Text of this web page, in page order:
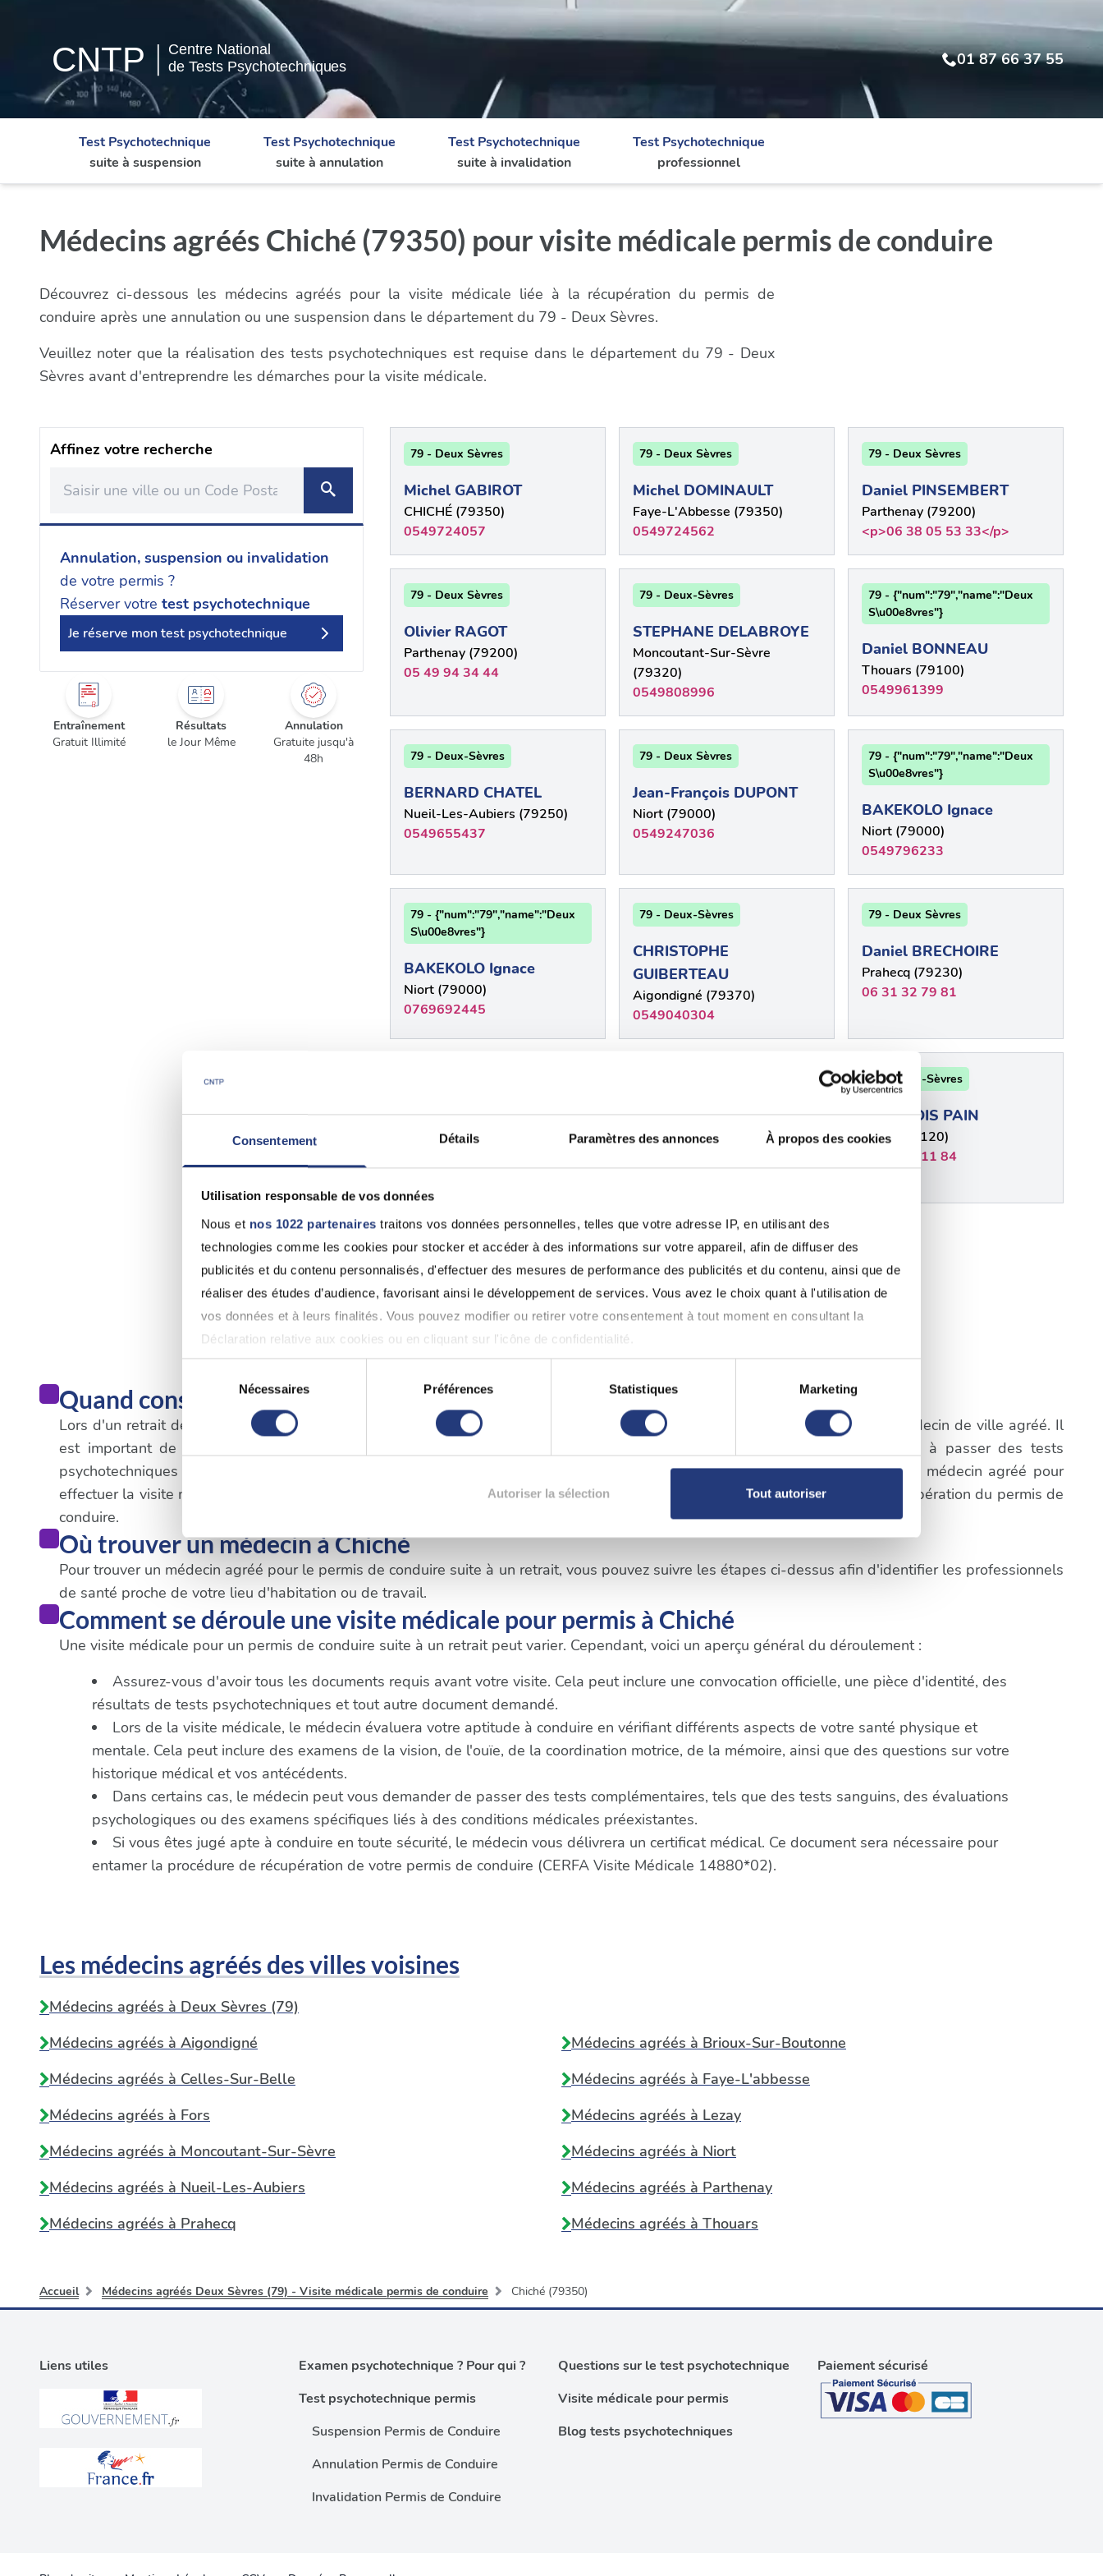
Consentement Détails Paramètres des annonces À propos des cookies
Utilisation responsable de vos données
Nous et nos 1022 partenaires traitons vos données personnelles, telles que votre adresse IP, en utilisant des
technologies comme les cookies pour stocker et accéder à des informations sur votre appareil, afin de diffuser des
publicités et du contenu personnalisés, d'effectuer des mesures de performance des publicités et du contenu, ainsi que de
réaliser des études d’audience, favorisant ainsi le développement de services. Vous avez le choix quant à l'utilisation de
vos données et à leurs finalités. Vous pouvez modifier ou retirer votre consentement à tout moment en consultant la
Déclaration relative aux cookies ou en cliquant sur l'icône de confidentialité.
Si vous le permettez, nous aimerions également :
Collecter des informations sur votre localisation géographique qui peuvent être précises à plusieurs mètres près
Identifier votre appareil en l'analysant activement pour en relever les caractéristiques spécifiques (empreintes
digitales).
Les cookies nous permettent de personnaliser le contenu et les annonces, d'offrir des fonctionnalités relatives aux médias
sociaux et d'analyser notre trafic. Nous partageons également des informations sur l'utilisation de notre site avec nos
partenaires de médias sociaux, de publicité et d'analyse, qui peuvent combiner celles-ci avec d'autres informations que
vous leur avez fournies ou qu'ils ont collectées lors de votre utilisation de leurs services.
du
consentement
Nécessaires Préférences Statistiques Marketing
Autoriser la sélection Tout autoriser
01 87 66 37 55
Test Psychotechnique
suite à suspension
Test Psychotechnique
suite à annulation
Test Psychotechnique
suite à invalidation
Test Psychotechnique
professionnel
Médecins agréés Chiché (79350) pour visite médicale permis de conduire
Découvrez ci-dessous les médecins agréés pour la visite médicale liée à la récupération du permis de
conduire après une annulation ou une suspension dans le département du 79 - Deux Sèvres.
Veuillez noter que la réalisation des tests psychotechniques est requise dans le département du 79 - Deux
Sèvres avant d'entreprendre les démarches pour la visite médicale.
Affinez votre recherche
Annulation, suspension ou invalidation
de votre permis ?
Réserver votre test psychotechnique
Je réserve mon test psychotechnique
Entraînement
Gratuit Illimité
Résultats
le Jour Même
Annulation
Gratuite jusqu'à
48h
79 - Deux Sèvres
Michel GABIROT
CHICHÉ (79350)
0549724057
79 - Deux Sèvres
Michel DOMINAULT
Faye-L'Abbesse (79350)
0549724562
79 - Deux Sèvres
Daniel PINSEMBERT
Parthenay (79200)
<p>06 38 05 53 33</p>
79 - Deux Sèvres
Olivier RAGOT
Parthenay (79200)
05 49 94 34 44
79 - Deux-Sèvres
STEPHANE DELABROYE
Moncoutant-Sur-Sèvre
(79320)
0549808996
79 - {"num":"79","name":"Deux
S\u00e8vres"}
Daniel BONNEAU
Thouars (79100)
0549961399
79 - Deux-Sèvres
BERNARD CHATEL
Nueil-Les-Aubiers (79250)
0549655437
79 - Deux Sèvres
Jean-François DUPONT
Niort (79000)
0549247036
79 - {"num":"79","name":"Deux
S\u00e8vres"}
BAKEKOLO Ignace
Niort (79000)
0549796233
79 - {"num":"79","name":"Deux
S\u00e8vres"}
BAKEKOLO Ignace
Niort (79000)
0769692445
79 - Deux-Sèvres
CHRISTOPHE
GUIBERTEAU
Aigondigné (79370)
0549040304
79 - Deux Sèvres
Daniel BRECHOIRE
Prahecq (79230)
06 31 32 79 81
PATRICE BAUDOUIN
Celles-Sur-Belle (79370)
Dominique BAZIN-
GARNIER
79 - Deux-Sèvres
FRANCOIS PAIN
Lezay (79120)
02 32 84 11 84
79 - Deux Sèvres
MARCHAL Rémi
Brioux-Sur-Boutonne (79170)
05 49 07 53 34
79 - Deux-Sèvres
CAROLINE FERNANDEZ
Brioux-Sur-Boutonne (79170)
0549075534
Quand consulter un médecin pour permis de conduire à Chiché
Lors d'un retrait de permis de conduire qui n'est pas lié à l'alcoolémie ou aux stupéfiants, il est obligatoire de consulter un médecin de ville agréé. Il
est important de suivre les procédures spécifiques établies pour la récupération du permis. La première étape consistera à passer des tests
psychotechniques dans un centre agréé. Une fois que vous aurez réussi ces tests, vous devrez prendre rendez-vous avec un médecin agréé pour
effectuer la visite médicale obligatoire. Il est essentiel de respecter les délais et les exigences spécifiques du processus de récupération du permis de
conduire.
Où trouver un médecin à Chiché
Pour trouver un médecin agréé pour le permis de conduire suite à un retrait, vous pouvez suivre les étapes ci-dessus afin d'identifier les professionnels
de santé proche de votre lieu d'habitation ou de travail.
Comment se déroule une visite médicale pour permis à Chiché
Une visite médicale pour un permis de conduire suite à un retrait peut varier. Cependant, voici un aperçu général du déroulement :
Assurez-vous d'avoir tous les documents requis avant votre visite. Cela peut inclure une convocation officielle, une pièce d'identité, des
résultats de tests psychotechniques et tout autre document demandé.
Lors de la visite médicale, le médecin évaluera votre aptitude à conduire en vérifiant différents aspects de votre santé physique et
mentale. Cela peut inclure des examens de la vision, de l'ouïe, de la coordination motrice, de la mémoire, ainsi que des questions sur votre
historique médical et vos antécédents.
Dans certains cas, le médecin peut vous demander de passer des tests complémentaires, tels que des tests sanguins, des évaluations
psychologiques ou des examens spécifiques liés à des conditions médicales préexistantes.
Si vous êtes jugé apte à conduire en toute sécurité, le médecin vous délivrera un certificat médical. Ce document sera nécessaire pour
entamer la procédure de récupération de votre permis de conduire (CERFA Visite Médicale 14880*02).
Les médecins agréés des villes voisines
Médecins agréés à Deux Sèvres (79)
Médecins agréés à Aigondigné Médecins agréés à Brioux-Sur-Boutonne
Médecins agréés à Celles-Sur-Belle Médecins agréés à Faye-L'abbesse
Médecins agréés à Fors Médecins agréés à Lezay
Médecins agréés à Moncoutant-Sur-Sèvre Médecins agréés à Niort
Médecins agréés à Nueil-Les-Aubiers Médecins agréés à Parthenay
Médecins agréés à Prahecq Médecins agréés à Thouars
Accueil Médecins agréés Deux Sèvres (79) - Visite médicale permis de conduire Chiché (79350)
Liens utiles
Examen psychotechnique ? Pour qui ?
Test psychotechnique permis
Suspension Permis de Conduire
Annulation Permis de Conduire
Invalidation Permis de Conduire
Questions sur le test psychotechnique
Visite médicale pour permis
Blog tests psychotechniques
Paiement sécurisé